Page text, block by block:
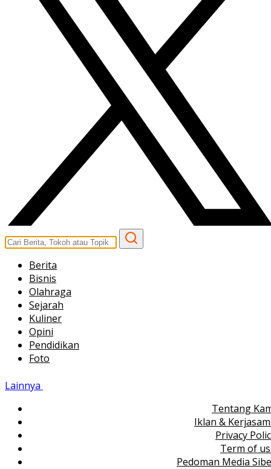
Berita
Bisnis
Olahraga
Sejarah
Kuliner
Opini
Pendidikan
Foto
Lainnya
Tentang
Iklan &
Privacy
Term of
Pedoman Media